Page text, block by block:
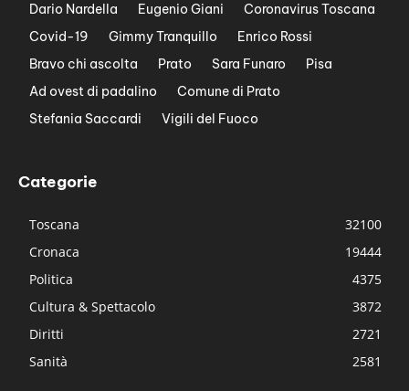
Dario Nardella
Eugenio Giani
Coronavirus Toscana
Covid-19
Gimmy Tranquillo
Enrico Rossi
Bravo chi ascolta
Prato Sara Funaro
Pisa
Ad ovest di padalino
Comune di Prato
Stefania Saccardi
Vigili del Fuoco
Categorie
Toscana
32100
Cronaca
19444
Politica
4375
Cultura & Spettacolo
3872
Diritti
2721
Sanità
2581